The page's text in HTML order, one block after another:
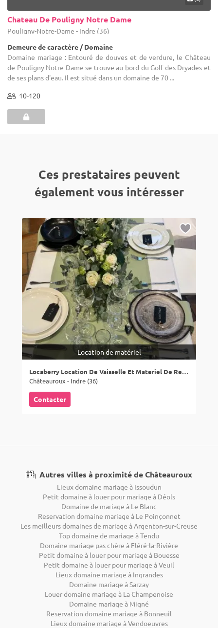
Chateau De Pouligny Notre Dame
Pouligny-Notre-Dame - Indre (36)
Demeure de caractère / Domaine
Domaine mariage : Entouré de douves et de verdure, le Château
de Pouligny Notre Dame se trouve au bord du Golf des Dryades et
de ses plans d'eau. Il est situé dans un domaine de 70 ...
10-120
Ces prestataires peuvent
également vous intéresser
Location de matériel
Locaberry Location De Vaisselle Et Materiel De Reception
Châteauroux - Indre (36)
Contacter
Autres villes à proximité de Châteauroux
Lieux domaine mariage à Issoudun
Petit domaine à louer pour mariage à Déols
Domaine de mariage à Le Blanc
Reservation domaine mariage à Le Poinçonnet
Les meilleurs domaines de mariage à Argenton-sur-Creuse
Top domaine de mariage à Tendu
Domaine mariage pas chère à Fléré-la-Rivière
Petit domaine à louer pour mariage à Bouesse
Petit domaine à louer pour mariage à Veuil
Lieux domaine mariage à Ingrandes
Domaine mariage à Sarzay
Louer domaine mariage à La Champenoise
Domaine mariage à Migné
Reservation domaine mariage à Bonneuil
Lieux domaine mariage à Vendoeuvres